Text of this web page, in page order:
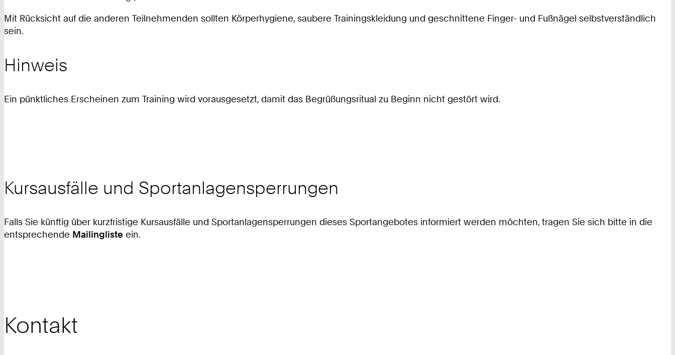
Mit Rücksicht auf die anderen Teilnehmenden sollten Körperhygiene, saubere Trainingskleidung und geschnittene Finger- und Fußnägel selbstverständlich
sein.
Hinweis
Ein pünktliches Erscheinen zum Training wird vorausgesetzt, damit das Begrüßungsritual zu Beginn nicht gestört wird.
Kursausfälle und Sportanlagensperrungen
Falls Sie künftig über kurzfristige Kursausfälle und Sportanlagensperrungen dieses Sportangebotes informiert werden möchten, tragen Sie sich bitte in die
entsprechende Mailingliste ein.
Kontakt